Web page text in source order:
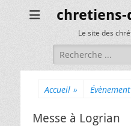
Le site des
Rechercher :
Accueil » Évènement
Messe à Logrian